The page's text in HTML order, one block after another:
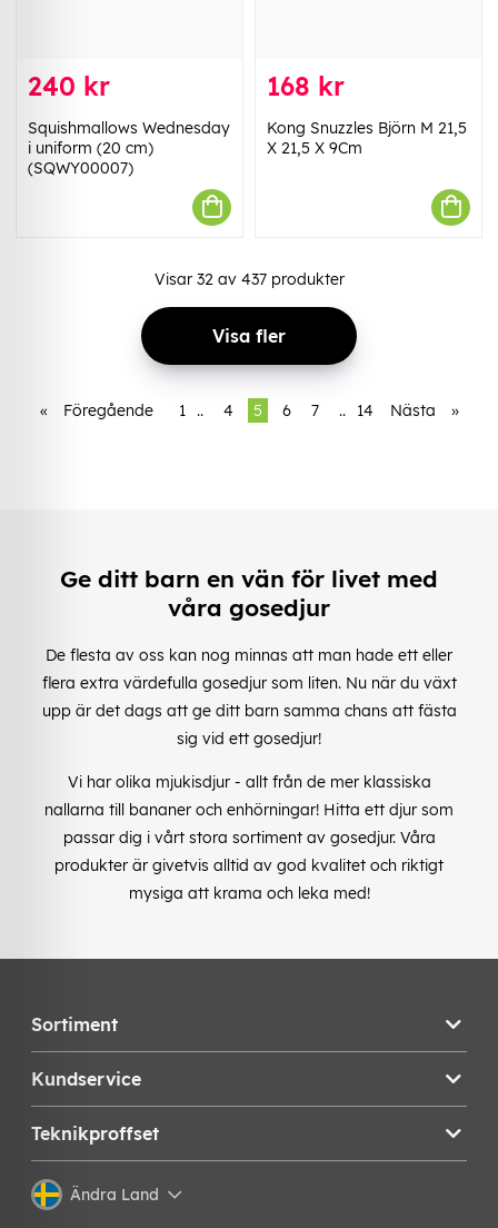
240 kr
Squishmallows Wednesday
i uniform (20 cm)
(SQWY00007)
168 kr
Kong Snuzzles Björn M 21,5
X 21,5 X 9Cm
Visar 32av 437produkter
Visa fler
« Föregående 1 .. 4 5 6 7 .. 14 Nästa »
Ge ditt barn en vän för livet med
våra gosedjur
De flesta av oss kan nog minnas att man hade ett eller
flera extra värdefulla gosedjur som liten. Nu när du växt
upp är det dags att ge ditt barn samma chans att fästa
sig vid ett gosedjur!
Vi har olika mjukisdjur - allt från de mer klassiska
nallarna till bananer och enhörningar! Hitta ett djur som
passar dig i vårt stora sortiment av gosedjur. Våra
produkter är givetvis alltid av god kvalitet och riktigt
mysiga att krama och leka med!
Sortiment
Kundservice
Teknikproffset
Ändra Land